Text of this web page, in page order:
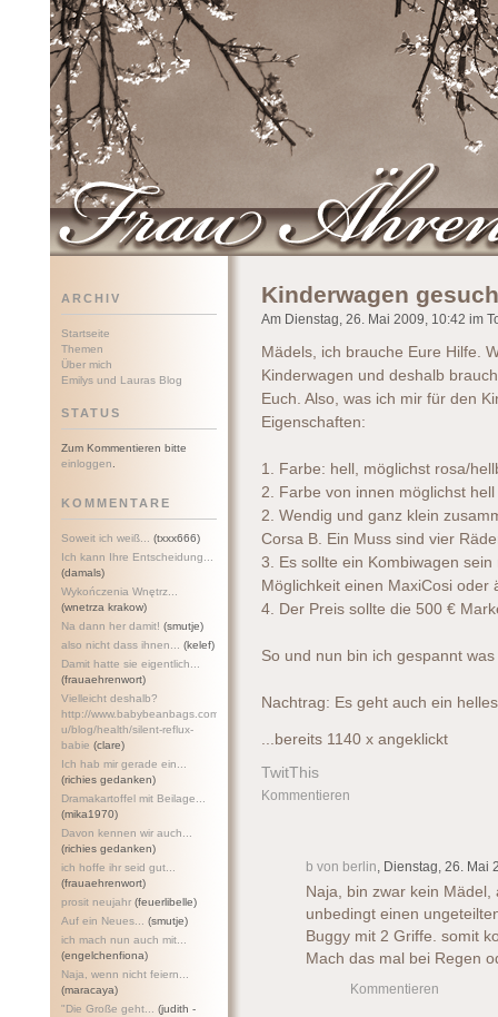
ARCHIV
Startseite
Themen
Über mich
Emilys und Lauras Blog
STATUS
Zum Kommentieren bitte
einloggen
KOMMENTARE
Soweit ich weiß...
(txxx666)
Ich kann Ihre Entscheidung...
(damals)
Wykończenia Wnętrz...
(wnetrza krakow)
Na dann her damit! (smutje)
also nicht dass ihnen...
(kelef)
Damit hatte sie eigentlich...
(frauaehrenwort)
Vielleicht deshalb?
http://www.babybeanbags.com.a
u/blog/health/silent-reflux-
babie (clare)
Ich hab mir gerade ein...
(richies gedanken)
Dramakartoffel mit Beilage...
(mika1970)
Davon kennen wir auch...
(richies gedanken)
ich hoffe ihr seid gut...
(frauaehrenwort)
prosit neujahr (feuerlibelle)
Auf ein Neues...
(smutje)
ich mach nun auch mit...
(engelchenfiona)
Naja, wenn nicht feiern...
(maracaya)
"Die Große geht...
(judith -
Kinderwagen
Am Dienstag, 26. Mai 2009, 10:42 im
Mädels, ich brauche Eure Hilfe.
Kinderwagen und deshalb
Euch. Also, was ich mir für den
Eigenschaften:
1. Farbe: hell, möglichst rosa/
2. Farbe von innen möglichst
2. Wendig und ganz klein
Corsa B. Ein Muss sind vier
3. Es sollte ein Kombiwagen
Möglichkeit einen MaxiCosi
4. Der Preis sollte die 500 €
So und nun bin ich gespannt
Nachtrag: Es geht auch ein
...bereits 1140 x angeklickt
TwitThis
Kommentieren
b von berlin, Dienstag, 26. Mai
Naja, bin zwar kein
unbedingt einen
Buggy mit 2 Griffe. somit
Mach das mal bei Regen
Kommentieren